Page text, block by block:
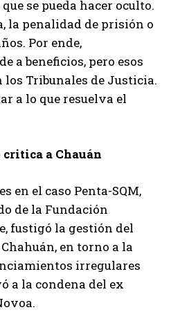
se pueda hacer oculto.
la penalidad de prisión o
Por ende,
a beneficios, pero esos
Tribunales de Justicia.
a lo que resuelva el
a Chauán
en el caso Penta-SQM,
de la Fundación
fustigó la gestión del
en torno a la
irregulares
a la condena del ex